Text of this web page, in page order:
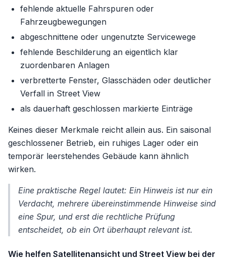
fehlende aktuelle Fahrspuren oder
Fahrzeugbewegungen
abgeschnittene oder ungenutzte Servicewege
fehlende Beschilderung an eigentlich klar
zuordenbaren Anlagen
verbretterte Fenster, Glasschäden oder deutlicher
Verfall in Street View
als dauerhaft geschlossen markierte Einträge
Keines dieser Merkmale reicht allein aus. Ein saisonal
geschlossener Betrieb, ein ruhiges Lager oder ein
temporär leerstehendes Gebäude kann ähnlich
wirken.
Eine praktische Regel lautet: Ein Hinweis ist nur ein
Verdacht, mehrere übereinstimmende Hinweise sind
eine Spur, und erst die rechtliche Prüfung
entscheidet, ob ein Ort überhaupt relevant ist.
Wie helfen Satellitenansicht und Street View bei der